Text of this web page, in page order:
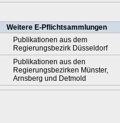
Weitere E-Pflichtsammlungen
Publikationen aus dem
Regierungsbezirk Düsseldorf
Publikationen aus den
Regierungsbezirken Münster,
Arnsberg und Detmold